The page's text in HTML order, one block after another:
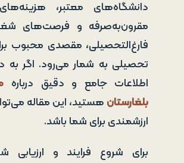
دانشگاه‌های معتبر،
مقرون‌به‌صرفه و فرصت‌های
فارغ‌التحصیلی، مقصدی محبوب
تحصیلی به شمار می‌رود. اگر به
اطلاعات جامع و دقیق درباره
بلغارستان هستید، این مقاله
ارزشمندی برای شما باشد.
برای شروع فرایند و ارزیابی